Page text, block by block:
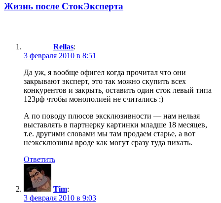
Жизнь после СтокЭксперта
Rellas:
3 февраля 2010 в 8:51
Да уж, я вообще офигел когда прочитал что они
закрывают эксперт, это так можно скупить всех
конкурентов и закрыть, оставить один сток левый типа
123рф чтобы монополией не считались :)
А по поводу плюсов эксклюзивности — нам нельзя
выставлять в партнерку картинки младше 18 месяцев,
т.е. другими словами мы там продаем старье, а вот
неэксклюзивы вроде как могут сразу туда пихать.
Ответить
Tim:
3 февраля 2010 в 9:03